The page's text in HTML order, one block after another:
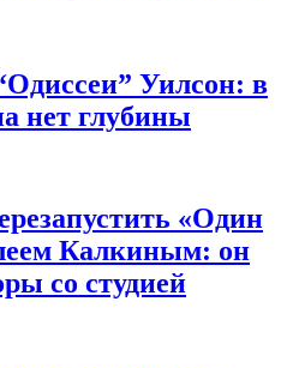
Уилсон: в
нет глубины
«Один
Калкиным: он
со студией